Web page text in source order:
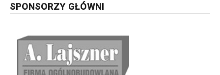
SPONSORZY GŁÓWNI